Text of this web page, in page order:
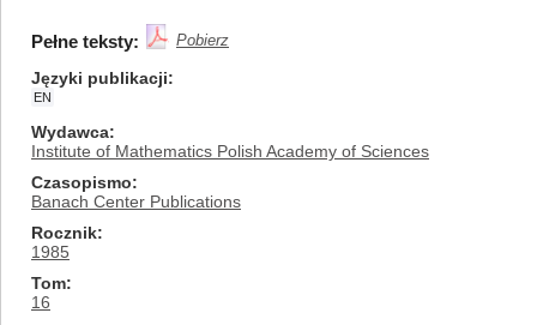
Pełne teksty: Pobierz
Języki publikacji
EN
Wydawca
Institute of Mathematics Polish Academy of Sciences
Czasopismo
Banach Center Publications
Rocznik
1985
Tom
16